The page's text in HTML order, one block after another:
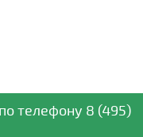
по телефону 8 (495)